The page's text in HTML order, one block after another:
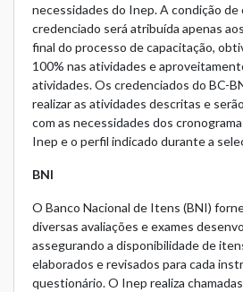
necessidades do Inep. A condição de
credenciado será atribuída apenas
final do processo de capacitação,
100% nas atividades e
atividades. Os credenciados do BC-
realizar as atividades descritas e
com as necessidades dos
Inep e o perfil indicado durante a
BNI
O Banco Nacional de Itens (BNI)
diversas avaliações e exames
assegurando a disponibilidade de
elaborados e revisados para cada
questionário. O Inep realiza